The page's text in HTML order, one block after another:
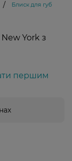
/ Блиск для губ
York з
першим